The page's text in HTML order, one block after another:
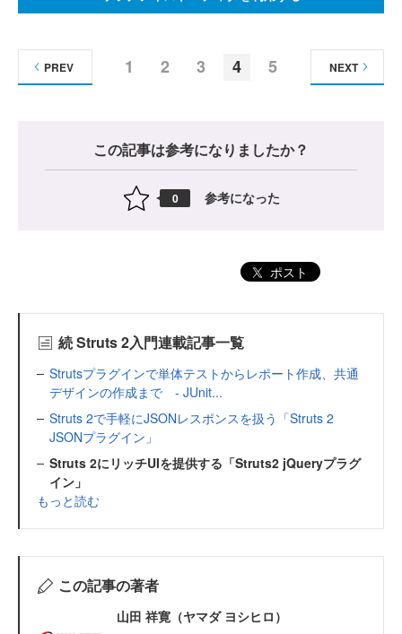
1 2 3 4 5
PREV NEXT
この記事は参考になりましたか？
0 参考になった
ポスト
続 Struts 2入門連載記事一覧
Strutsプラグインで単体テストからレポート作成、共通
デザインの作成まで - JUnit...
Struts 2で手軽にJSONレスポンスを扱う「Struts 2
JSONプラグイン」
Struts 2にリッチUIを提供する「Struts2 jQueryプラグ
イン」
もっと読む
この記事の著者
山田 祥寛（ヤマダ ヨシヒロ）